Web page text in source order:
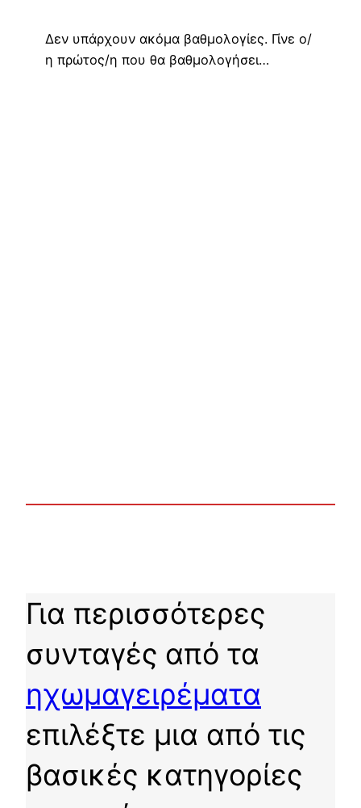
Δεν υπάρχουν ακόμα βαθμολογίες. Γίνε ο/
η πρώτος/η που θα βαθμολογήσει…
Για περισσότερες
συνταγές από τα
ηχωμαγειρέματα
επιλέξτε μια από τις
βασικές κατηγορίες